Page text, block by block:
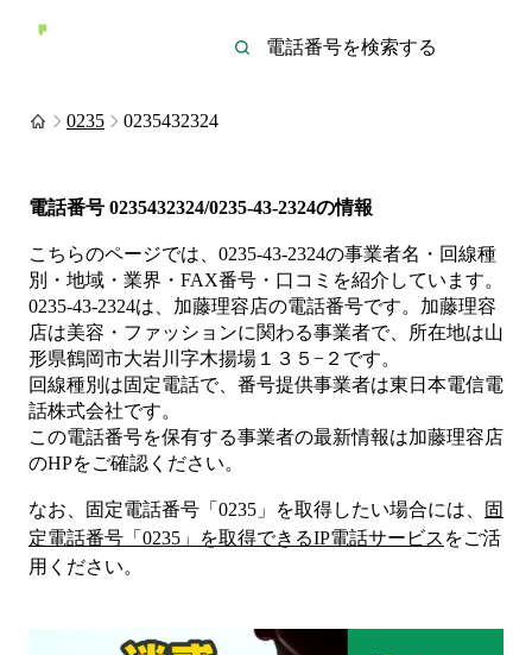
0235 0235432324
電話番号 0235432324/0235-43-2324の情報
こちらのページでは、 0235-43-2324の事業者名・回線種
別・地域・業界・FAX番号・口コミを紹介しています。
0235-43-2324は、 加藤理容店の電話番号です。 加藤理容
店は美容・ファッションに関わる事業者で、所在地は山
形県鶴岡市大岩川字木揚場１３５−２ です。
回線種別は固定電話で、番号提供事業者は東日本電信電
話株式会社です。
この電話番号を保有する事業者の最新情報は加藤理容店
のHPをご確認ください。
なお、固定電話番号「 0235 」を取得したい場合には、
固
定電話番号「 0235 」を取得できるIP電話サービス をご活
用ください。